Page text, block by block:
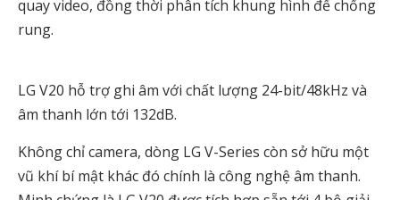
quay video, đồng thời phân tích khung hình để chống
rung.
LG V20 hỗ trợ ghi âm với chất lượng 24-bit/48kHz và
âm thanh lớn tới 132dB.
Không chỉ camera, dòng LG V-Series còn sở hữu một
vũ khí bí mật khác đó chính là công nghệ âm thanh.